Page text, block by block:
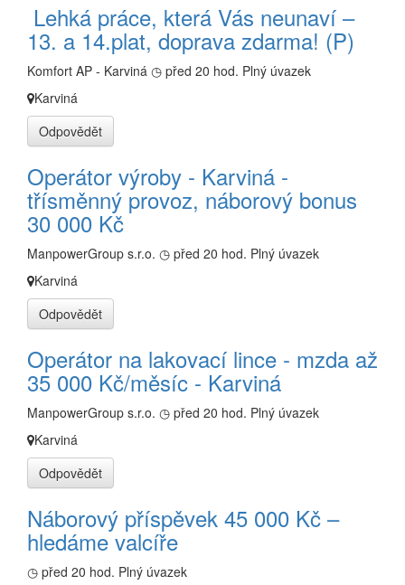
️ Lehká práce, která Vás neunaví –
13. a 14.plat, doprava zdarma! (P)
Komfort AP - Karviná ◷ před 20 hod. Plný úvazek
Karviná
Odpovědět
Operátor výroby - Karviná -
třísměnný provoz, náborový bonus
30 000 Kč
ManpowerGroup s.r.o. ◷ před 20 hod. Plný úvazek
Karviná
Odpovědět
Operátor na lakovací lince - mzda až
35 000 Kč/měsíc - Karviná
ManpowerGroup s.r.o. ◷ před 20 hod. Plný úvazek
Karviná
Odpovědět
Náborový příspěvek 45 000 Kč –
hledáme valcíře
◷ před 20 hod. Plný úvazek